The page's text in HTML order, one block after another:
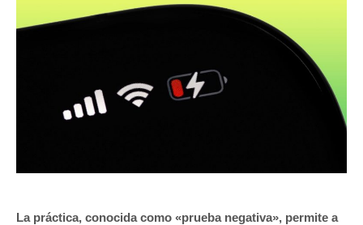
La práctica, conocida como «prueba negativa», permite a